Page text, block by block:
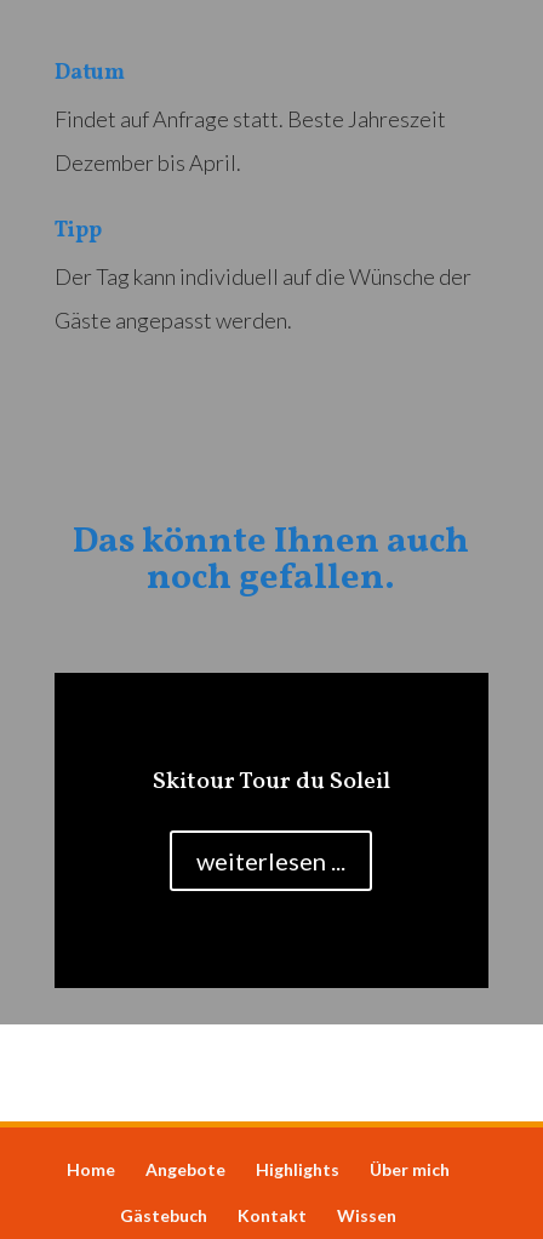
Datum
Findet auf Anfrage statt. Beste Jahreszeit
Dezember bis April.
Tipp
Der Tag kann individuell auf die Wünsche der
Gäste angepasst werden.
Das könnte Ihnen auch
noch gefallen.
Skitour Tour du Soleil
weiterlesen ...
Home Angebote Highlights Über mich
Gästebuch Kontakt Wissen